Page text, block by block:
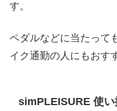
す。
ペダルなどに当たって
イク通勤の人にもおす
simPLEISURE 使